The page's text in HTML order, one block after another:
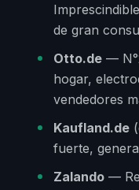
de gran
Otto.de —
hogar,
vendedores
Kaufland.de
fuerte,
Zalando —